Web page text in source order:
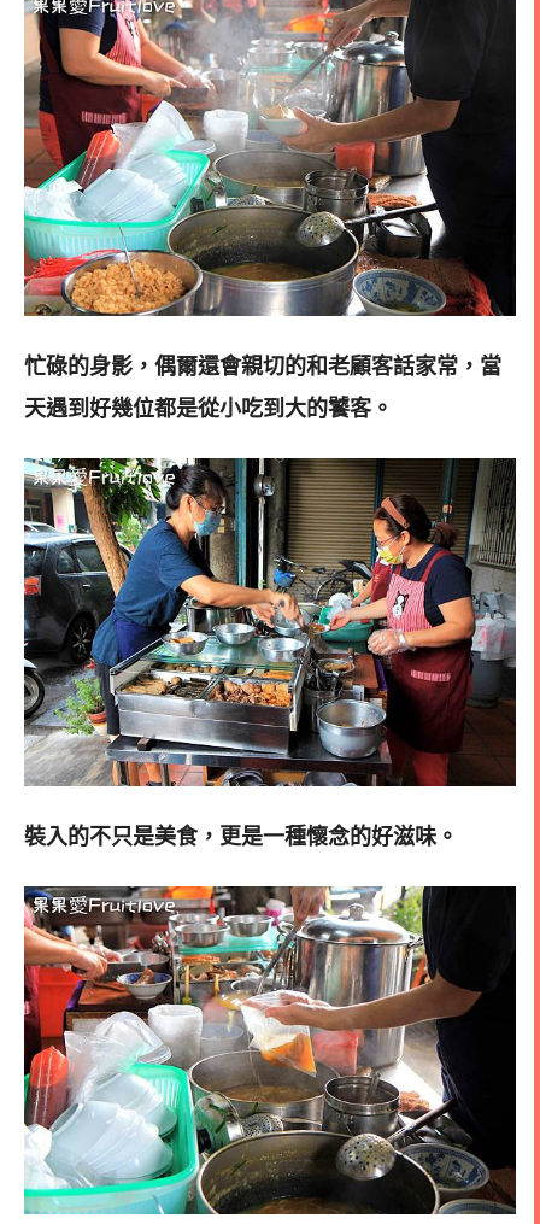
忙碌的身影，偶爾還會親切的和老顧客話家常， 當
天遇到好幾位都是從小吃到大的饕客。
裝入的不只是美食，更是一種懷念的好滋味。